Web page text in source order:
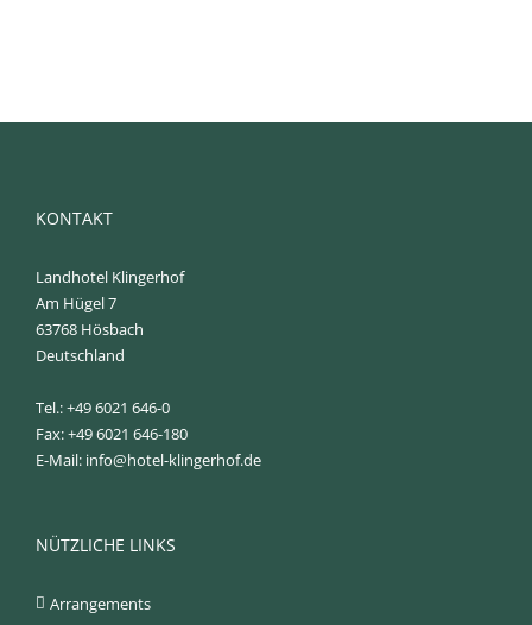
KONTAKT
Landhotel Klingerhof
Am Hügel 7
63768 Hösbach
Deutschland
Tel.: +49 6021 646-0
Fax: +49 6021 646-180
E-Mail: info@hotel-klingerhof.de
NÜTZLICHE LINKS
Arrangements